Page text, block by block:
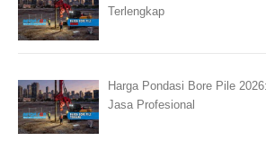
Terlengkap
Harga Pondasi Bore Pile
Jasa Profesional